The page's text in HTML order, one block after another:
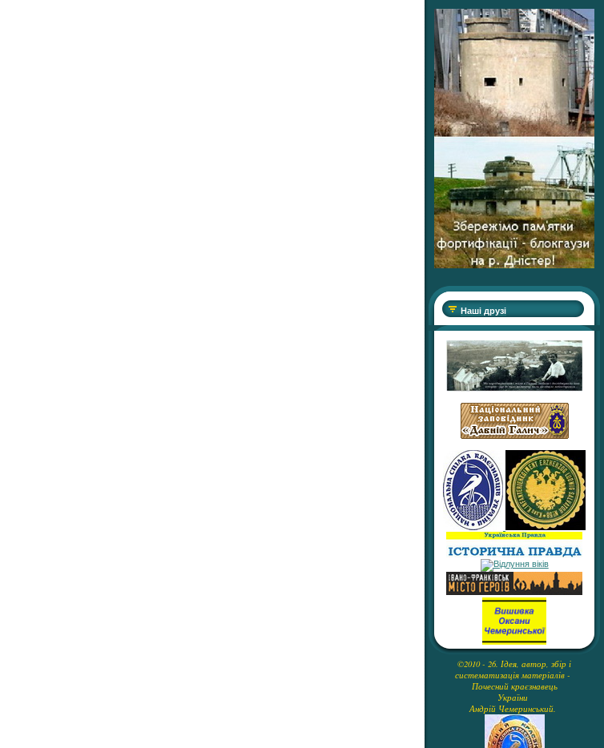
Наші друзі
©2010 - 26. Ідея, автор, збір і
систематизація матеріалів -
Почесний краєзнавець
України
Андрій Чемеринський.